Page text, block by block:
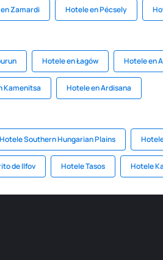
Zamardi Hotele en Pécsely
Hotele en Łagów Hotele en
Kamenitsa Hotele en Ardisana
Hotele Southern Hungarian Plains
de Ilfov Hotele Tasos Hotele